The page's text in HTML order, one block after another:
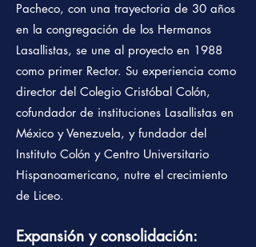
Pacheco, con una trayectoria de 30 años
en la congregación de los Hermanos
Lasallistas, se une al proyecto en 1988
como primer Rector. Su experiencia como
director del Colegio Cristóbal Colón,
cofundador de instituciones Lasallistas en
México y Venezuela, y fundador del
Instituto Colón y Centro Universitario
Hispanoamericano, nutre el crecimiento
de Liceo.
Expansión y consolidación: